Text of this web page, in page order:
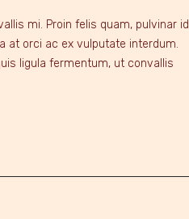
mi. Proin felis quam, pulvinar id
at orci ac ex vulputate interdum.
ligula fermentum, ut convallis